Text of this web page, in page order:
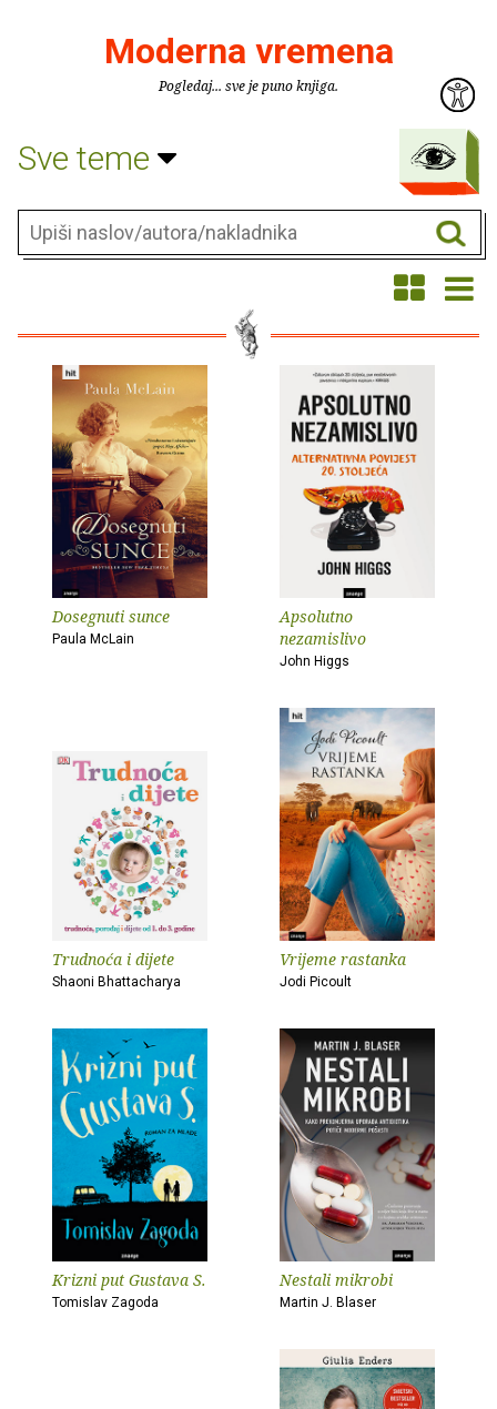
Moderna vremena
Pogledaj... sve je puno knjiga.
Sve teme
Dosegnuti sunce
Paula McLain
Apsolutno
nezamislivo
John Higgs
Trudnoća i dijete
Shaoni Bhattacharya
Vrijeme rastanka
Jodi Picoult
Krizni put Gustava S.
Tomislav Zagoda
Nestali mikrobi
Martin J. Blaser